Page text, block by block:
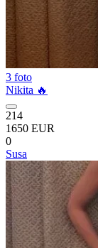
3 foto
Nikita 🔥
214
1650 EUR
0
Susa